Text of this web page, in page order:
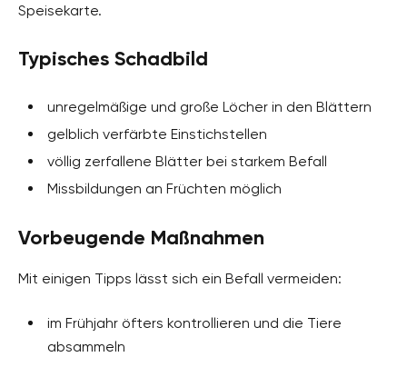
Speisekarte.
Typisches Schadbild
unregelmäßige und große Löcher in den Blättern
gelblich verfärbte Einstichstellen
völlig zerfallene Blätter bei starkem Befall
Missbildungen an Früchten möglich
Vorbeugende Maßnahmen
Mit einigen Tipps lässt sich ein Befall vermeiden:
im Frühjahr öfters kontrollieren und die Tiere
absammeln